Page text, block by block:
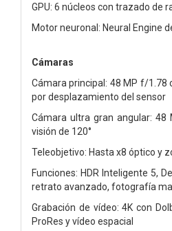
GPU: 6 núcleos con trazado de
Motor neuronal: Neural Engine
Cámaras
Cámara principal: 48 MP f/1.78
por desplazamiento del sensor
Cámara ultra gran angular:
visión de 120°
Teleobjetivo: Hasta x8 óptico y
Funciones: HDR Inteligente 5,
retrato avanzado, fotografía
Grabación de vídeo: 4K con
ProRes y vídeo espacial